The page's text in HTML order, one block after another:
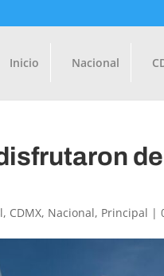
Inicio Nacional
, CDMX, Nacional, Principal |